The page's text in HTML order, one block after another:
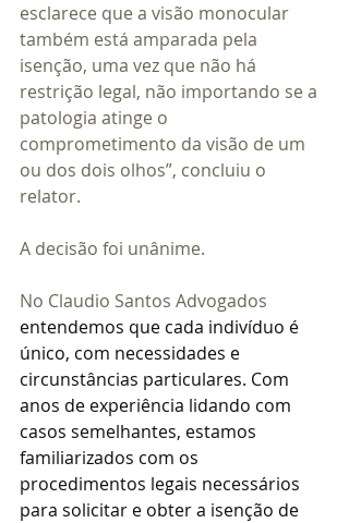
esclarece que a visão monocular
também está amparada pela
isenção, uma vez que não há
restrição legal, não importando se a
patologia atinge o
comprometimento da visão de um
ou dos dois olhos”, concluiu o
relator.
A decisão foi unânime.
No Claudio Santos Advogados
entendemos que cada indivíduo é
único, com necessidades e
circunstâncias particulares. Com
anos de experiência lidando com
casos semelhantes, estamos
familiarizados com os
procedimentos legais necessários
para solicitar e obter a isenção de